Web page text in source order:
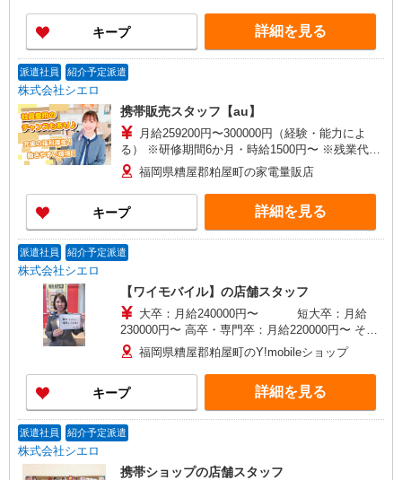
い・週払い可能（規程有）★ ゜・。○。・゜
+゜・。○。・゜+゜
キープ 詳細を見る
派遣社員 紹介予定派遣
株式会社シエロ
携帯販売スタッフ【au】
月給259200円〜300000円（経験・能力によ
る） ※研修期間6か月・時給1500円〜 ※残業代支
給 ★交通費別途支給（規定あり） ゜+゜・。
○。・゜+゜・。○。・゜+゜ 入社祝い金10万円支
給(規定有) お友達を紹介頂くと, インセンティブ支
給(規定有) ゜・。○。・゜+゜・。○。・゜+゜
福岡県糟屋郡粕屋町の家電量販店
キープ 詳細を見る
派遣社員 紹介予定派遣
株式会社シエロ
【ワイモバイル】の店舗スタッフ
大卒：月給240000円〜 短大卒：月給
230000円〜 高卒・専門卒：月給220000円〜 その
他・達成手当・役職手当・アドバイザー手当・そ
の他手当有・賞与年2回 ※残業代支給 ★交通費別
途支給（規定あり） ゜+゜・。○。・゜+゜・。
○。・゜+゜ 入社祝い金10万円支給(規定有) お友達
を紹介頂くと, インセンティブ支給(規定有) ゜・。
○。・゜+゜・。○。・゜+゜
福岡県糟屋郡粕屋町のY!mobileショップ
キープ 詳細を見る
派遣社員 紹介予定派遣
株式会社シエロ
携帯ショップの店舗スタッフ